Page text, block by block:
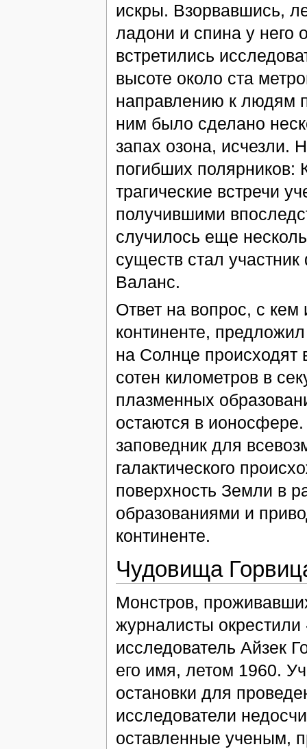
искры. Взорвавшись,
ладони и спина у него
встретились
высоте около ста
направлению к людям
ним было сделано
запах озона, исчезли.
погибших полярников:
трагические встречи
получившими
случилось еще
существ стал
Валанс.
Ответ на вопрос, с
континенте,
на Солнце происходят
сотен километров в
плазменных
остаются в
заповедник для
галактического
поверхность Земли в
образованиями и
континенте.
Чудовища
Монстров,
журналисты
исследователь Айзек
его имя, летом 1960.
остановки для
исследователи
оставленные ученым,